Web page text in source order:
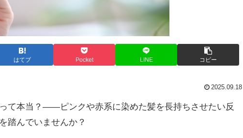
はてブ Pocket LINE コピー
2025.09.18
て本当？――ピンクや赤系に染めた髪を長持ちさせたい反
踏んでいませんか？